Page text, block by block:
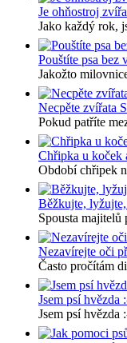
Je ohňostroj
Jako každý rok,
Pouštíte psa bez
Jakožto
Necpěte zvířata
Pokud patříte
Chřipka u koček
Období chřipek
Běžkujte,
Spousta majitelů
Nezavírejte oči
Často pročítám
Jsem psí hvězda
Jsem psí hvězda